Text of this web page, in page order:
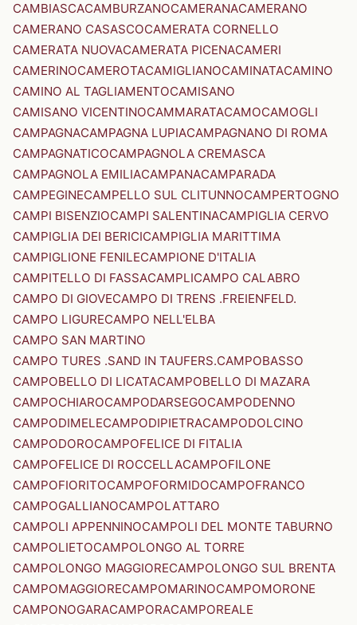
CAMBIASCACAMBURZANOCAMERANACAMERANO
CAMERANO CASASCOCAMERATA CORNELLO
CAMERATA NUOVACAMERATA PICENACAMERI
CAMERINOCAMEROTACAMIGLIANOCAMINATACAMINO
CAMINO AL TAGLIAMENTOCAMISANO
CAMISANO VICENTINOCAMMARATACAMOCAMOGLI
CAMPAGNACAMPAGNA LUPIACAMPAGNANO DI ROMA
CAMPAGNATICOCAMPAGNOLA CREMASCA
CAMPAGNOLA EMILIACAMPANACAMPARADA
CAMPEGINECAMPELLO SUL CLITUNNOCAMPERTOGNO
CAMPI BISENZIOCAMPI SALENTINACAMPIGLIA CERVO
CAMPIGLIA DEI BERICICAMPIGLIA MARITTIMA
CAMPIGLIONE FENILECAMPIONE D'ITALIA
CAMPITELLO DI FASSACAMPLICAMPO CALABRO
CAMPO DI GIOVECAMPO DI TRENS .FREIENFELD.
CAMPO LIGURECAMPO NELL'ELBA
CAMPO SAN MARTINO
CAMPO TURES .SAND IN TAUFERS.CAMPOBASSO
CAMPOBELLO DI LICATACAMPOBELLO DI MAZARA
CAMPOCHIAROCAMPODARSEGOCAMPODENNO
CAMPODIMELECAMPODIPIETRACAMPODOLCINO
CAMPODOROCAMPOFELICE DI FITALIA
CAMPOFELICE DI ROCCELLACAMPOFILONE
CAMPOFIORITOCAMPOFORMIDOCAMPOFRANCO
CAMPOGALLIANOCAMPOLATTARO
CAMPOLI APPENNINOCAMPOLI DEL MONTE TABURNO
CAMPOLIETOCAMPOLONGO AL TORRE
CAMPOLONGO MAGGIORECAMPOLONGO SUL BRENTA
CAMPOMAGGIORECAMPOMARINOCAMPOMORONE
CAMPONOGARACAMPORACAMPOREALE